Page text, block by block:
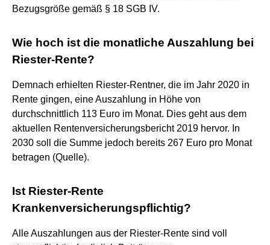
Bezugsgröße gemäß § 18 SGB IV.
Wie hoch ist die monatliche Auszahlung bei
Riester-Rente?
Demnach erhielten Riester-Rentner, die im Jahr 2020 in
Rente gingen, eine Auszahlung in Höhe von
durchschnittlich 113 Euro im Monat. Dies geht aus dem
aktuellen Rentenversicherungsbericht 2019 hervor. In
2030 soll die Summe jedoch bereits 267 Euro pro Monat
betragen (Quelle).
Ist Riester-Rente
Krankenversicherungspflichtig?
Alle Auszahlungen aus der Riester-Rente sind voll